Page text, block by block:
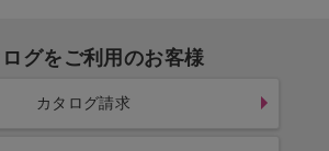
ログをご利用のお客様
カタログ請求